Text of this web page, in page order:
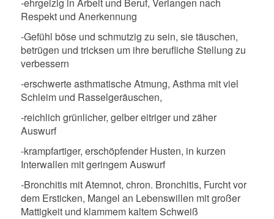
Respekt und Anerkennung
-Gefühl böse und schmutzig zu sein, sie täuschen,
betrügen und tricksen um ihre berufliche Stellung zu
verbessern
-erschwerte asthmatische Atmung, Asthma mit viel
Schleim und Rasselgeräuschen,
-reichlich grünlicher, gelber eitriger und zäher
Auswurf
-krampfartiger, erschöpfender Husten, in kurzen
Interwallen mit geringem Auswurf
-Bronchitis mit Atemnot, chron. Bronchitis, Furcht vor
dem Ersticken, Mangel an Lebenswillen mit großer
Mattigkeit und klammem kaltem Schweiß